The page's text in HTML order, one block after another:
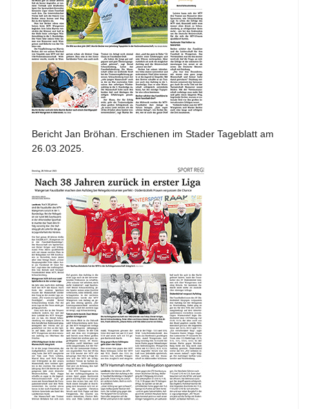
Bericht Jan Bröhan. Erschienen im Stader Tageblatt am
26.03.2025.